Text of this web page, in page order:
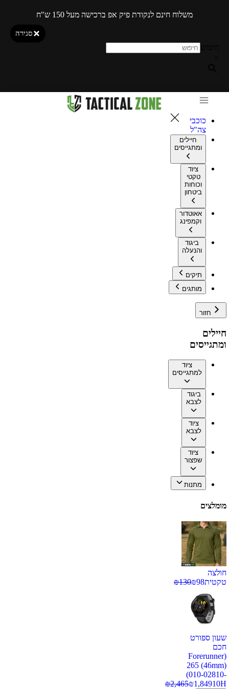
משלוח חינם לנקודת פיק אפ ברכישה מעל 150 ש"ח
סגירה
כוכבי
צה"ל
חיילים
ומתגייסים
ציוד
טקטי
וכוחות
ביטחון
אאוטדור
וקמפינג
ביגוד
והנעלה
תיקים
מותגים
חזור
חיילים
ומתגייסים
ציוד
למתגייסים
ביגוד
לצבא
ציוד
לצבא
ציוד
שפצור
מתנות
מומלצים
חולצה
טקטית
₪98
₪130
שעון ספורט
חכם
(Forerunner
265 (46mm)
(010-02810-
10H
₪1,849
₪2,465